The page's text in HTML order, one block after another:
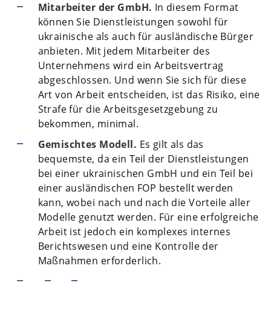
Mitarbeiter der GmbH. In diesem Format
können Sie Dienstleistungen sowohl für
ukrainische als auch für ausländische Bürger
anbieten. Mit jedem Mitarbeiter des
Unternehmens wird ein Arbeitsvertrag
abgeschlossen. Und wenn Sie sich für diese
Art von Arbeit entscheiden, ist das Risiko, eine
Strafe für die Arbeitsgesetzgebung zu
bekommen, minimal.
Gemischtes Modell. Es gilt als das
bequemste, da ein Teil der Dienstleistungen
bei einer ukrainischen GmbH und ein Teil bei
einer ausländischen FOP bestellt werden
kann, wobei nach und nach die Vorteile aller
Modelle genutzt werden. Für eine erfolgreiche
Arbeit ist jedoch ein komplexes internes
Berichtswesen und eine Kontrolle der
Maßnahmen erforderlich.